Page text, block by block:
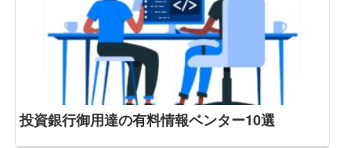
投資銀行御用達の有料情報ベンター10選